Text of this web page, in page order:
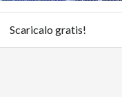
Scaricalo gratis!